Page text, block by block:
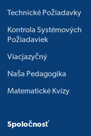
Technické Požiadavky
Kontrola Systémových
Požiadaviek
Viacjazyčný
Naša Pedagogika
Matematické Kvízy
Spoločnosť